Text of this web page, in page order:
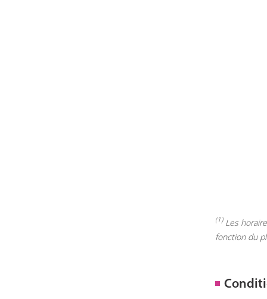
(1)Les
fonction du